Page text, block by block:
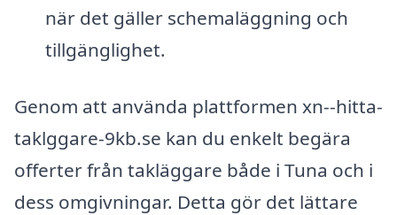
när det gäller schemaläggning och
tillgänglighet.
Genom att använda plattformen xn--hitta-
taklggare-9kb.se kan du enkelt begära
offerter från takläggare både i Tuna och i
dess omgivningar. Detta gör det lättare